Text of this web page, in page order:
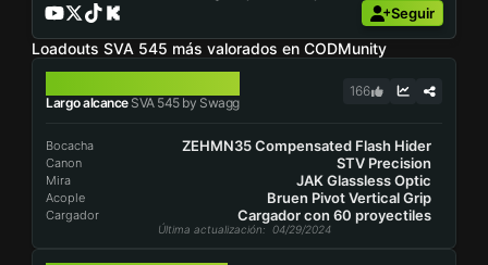
Seguir
Loadouts SVA 545 más valorados en CODMunity
Largo alcanceSVA 545 by Swagg
166
Bocacha ZEHMN35 Compensated Flash Hider
Canon STV Precision
Mira JAK Glassless Optic
Acople Bruen Pivot Vertical Grip
Cargador Cargador con 60 proyectiles
Última actualización: 04/29/2024